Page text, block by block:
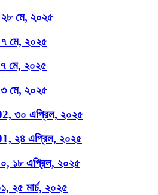
২৮ মে, ২০২৫
মে, ২০২৫
মে, ২০২৫
মে, ২০২৫
৩০ এপ্রিল, ২০২৫
২৪ এপ্রিল, ২০২৫
১৮ এপ্রিল, ২০২৫
২৫ মার্চ, ২০২৫